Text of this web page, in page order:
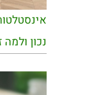
נכון